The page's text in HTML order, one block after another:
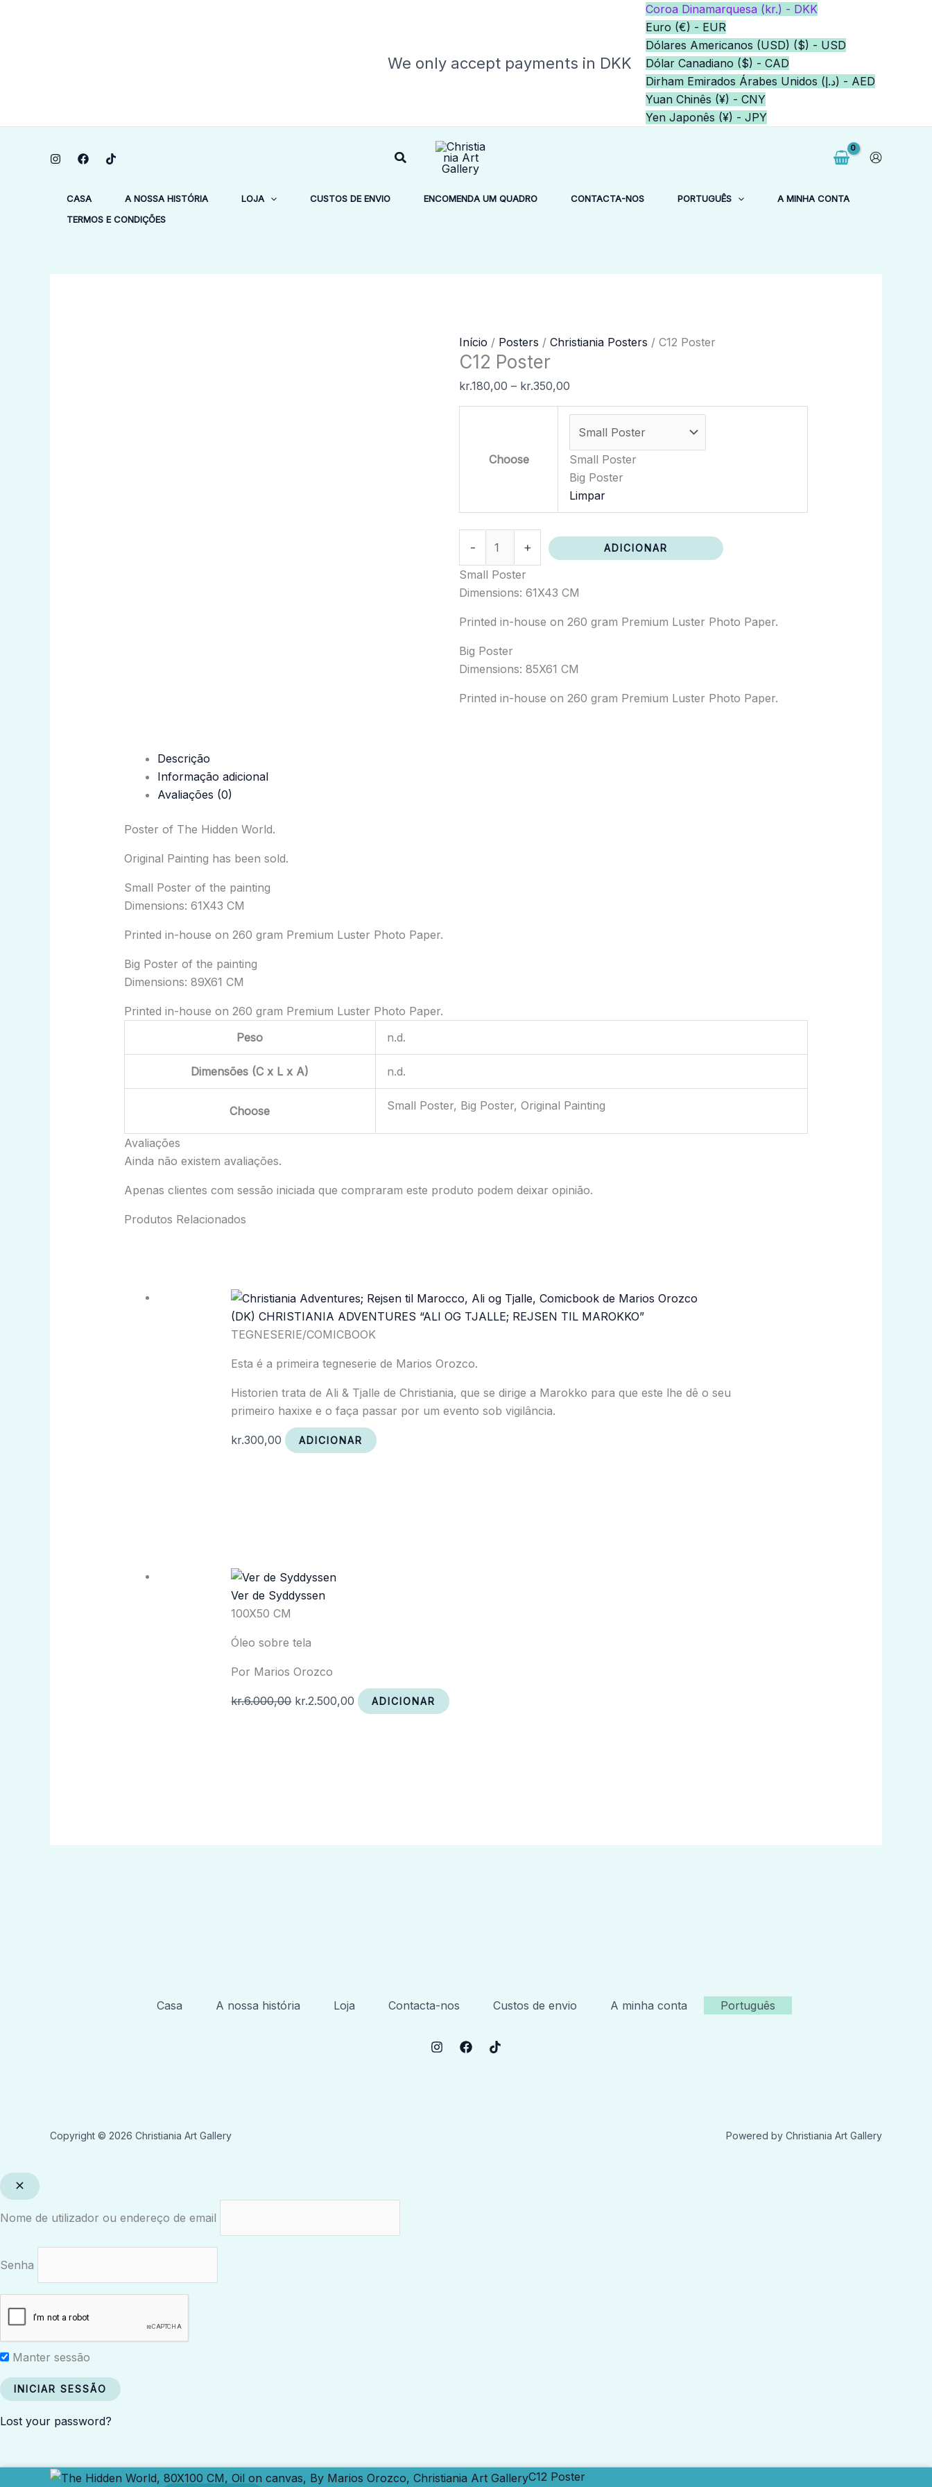
We only accept payments in DKK
Coroa Dinamarquesa (kr.) - DKK
Euro (€) - EUR
Dólares Americanos (USD) ($) - USD
Dólar Canadiano ($) - CAD
Dirham Emirados Árabes Unidos (د.إ) - AED
Yuan Chinês (¥) - CNY
Yen Japonês (¥) - JPY
Search
CASA A NOSSA HISTÓRIA LOJA CUSTOS DE ENVIO ENCOMENDA UM QUADRO CONTACTA-NOS PORTUGUÊS
A MINHA CONTA
TERMOS E CONDIÇÕES
Início / Posters /Christiania Posters / C12 Poster
C12 Poster
kr.180,00 – kr.350,00
Price
kr.350,00
Choose
Small Poster
Big Poster
Limpar
-
Quantidade
de
Poster
+ ADICIONAR
Small Poster
Dimensions: 61X43 CM
Printed in-house on 260 gram Premium Luster Photo Paper.
Big Poster
Dimensions: 85X61 CM
Printed in-house on 260 gram Premium Luster Photo Paper.
Descrição
Informação adicional
Avaliações (0)
Poster of The Hidden World.
Original Painting has been sold.
Small Poster of the painting
Dimensions: 61X43 CM
Printed in-house on 260 gram Premium Luster Photo Paper.
Big Poster of the painting
Dimensions: 89X61 CM
Printed in-house on 260 gram Premium Luster Photo Paper.
Peso
n.d.
Dimensões (C x L x A) n.d.
Choose Small Poster, Big Poster, Original Painting
Avaliações
Ainda não existem avaliações.
Apenas clientes com sessão iniciada que compraram este produto podem deixar opinião.
Produtos Relacionados
(DK) CHRISTIANIA ADVENTURES “ALI OG TJALLE; REJSEN TIL MAROKKO”
TEGNESERIE/COMICBOOK
Esta é a primeira tegneserie de Marios Orozco.
Historien trata de Ali & Tjalle de Christiania, que se dirige a Marokko para que este lhe dê o seu
primeiro haxixe e o faça passar por um evento sob vigilância.
kr.300,00 ADICIONAR
Ver de Syddyssen
100X50 CM
Óleo sobre tela
Por Marios Orozco
kr.6.000,00 kr.2.500,00 ADICIONAR
Casa A nossa história Loja Contacta-nos Custos de envio A minha conta Português
Copyright © 2026 Christiania Art Gallery Powered by Christiania Art Gallery
Nome de utilizador ou endereço de email
Senha
Manter sessão
Lost your password?
C12 Poster
Price